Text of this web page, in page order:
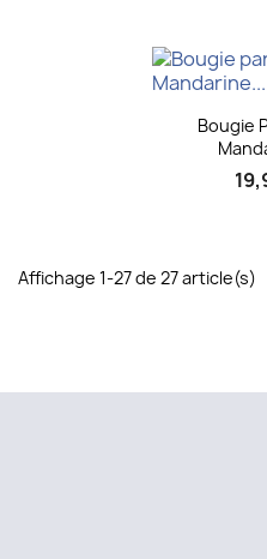

Bougie
Affichage 1-27 de 27 article(s)